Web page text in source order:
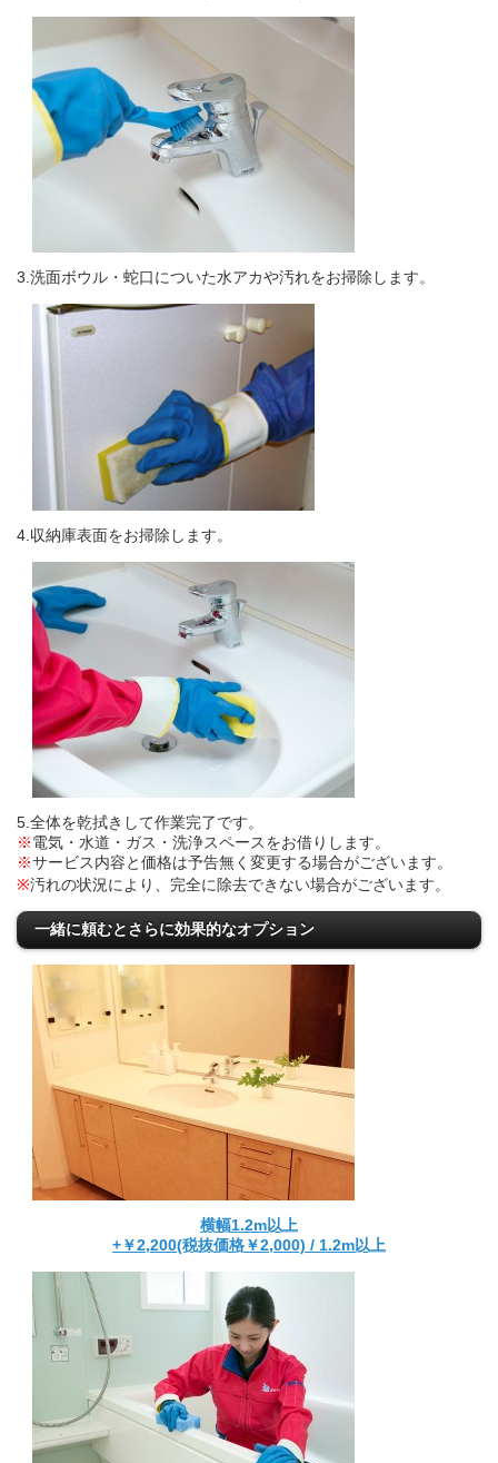
3.洗面ボウル・蛇口についた水アカや汚れをお掃除します。
4.収納庫表面をお掃除します。
5.全体を乾拭きして作業完了です。
※電気・水道・ガス・洗浄スペースをお借りします。
※サービス内容と価格は予告無く変更する場合がございます。
※汚れの状況により、完全に除去できない場合がございます。
一緒に頼むとさらに効果的なオプション
横幅1.2m以上
+￥2,200(税抜価格￥2,000) / 1.2m以上